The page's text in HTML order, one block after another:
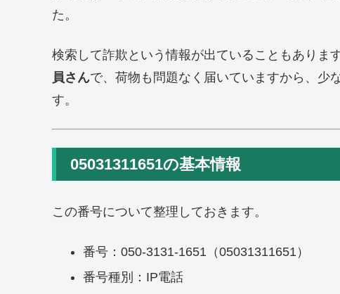
た。
検索して詐欺という情報が出ていることもあります
員さんで、荷物も問題なく届いていますから、少
す。
05031311651の基本情報
この番号について整理しておきます。
番号：050-3131-1651（05031311651）
番号種別：IP電話